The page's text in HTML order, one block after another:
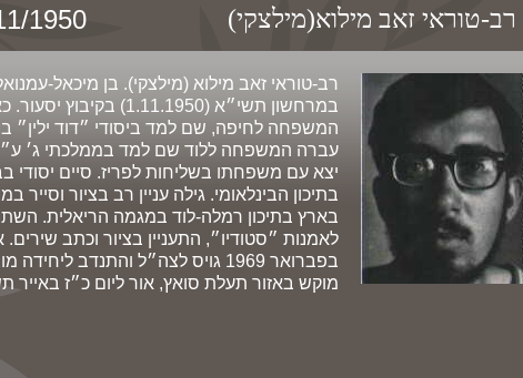
רב-טוראי זאב מילוא(מילצקי) - 01/06/1970
רב-טוראי זאב מילוא (מילצקי). בן מיכאל-
המשפחה לחיפה, שם למד ביסודי ״דוד ילין״
יצא עם משפחתו בשליחות לפריז. סיים יסודי
בארץ בתיכון רמלה-לוד במגמה הריאלית.
לאמנות ״סטודיו״, התעניין בציור וכתב שירים.
בפברואר 1969 גויס לצה״ל והתנדב
מוקש באזור תעלת סואץ, אור ליום כ״ז באייר